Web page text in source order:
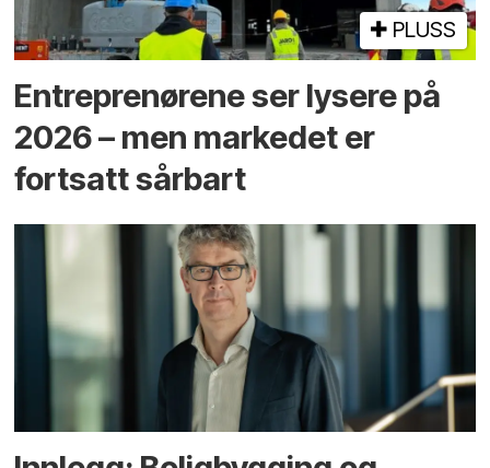
PLUSS
Entreprenørene ser lysere på
2026 – men markedet er
fortsatt sårbart